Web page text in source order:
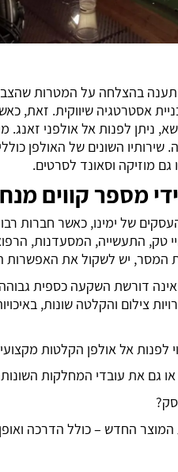
בהצלחה על המטרות
אסטרטגיה שיווקית. זאת,
ניתן לפנות אל אולפני זאנג.
שירותיו השונים של האולפן
מוזיקה וסאונד לסרטים.
מספר קווים
של ימינו, כאשר חברות
טק, התעשייה, המסעדנות,
המסר, יש לשקול את
דורשת השקעה כספית
צילום והקלטה שונות,
אל אולפן הקלטות
גם את עובדי המחלקות
החדש – כולל הדרכה